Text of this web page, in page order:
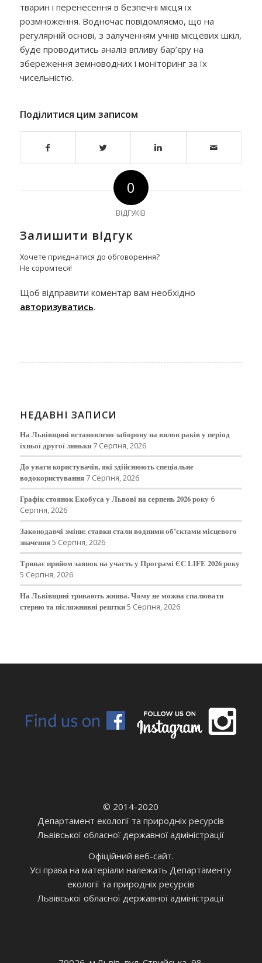
тварин і перенесення в безпечні місця їх
розмноження. Водночас повідомляємо, що на
регулярній основі, з залученням учнів місцевих шкіл,
буде проводитись аналіз впливу бар’єру на
збереження земноводних і моніторинг за їх
чисельністю.
Поділитися цим записом
0
ВІДГУКІВ
Залишити відгук
Хочете приєднатися до обговорення?
Не соромтеся!
Щоб відправити коментар вам необхідно
авторизуватись.
НЕДАВНІ ЗАПИСИ
На Львівщині встановлено заборону на вилов раків у період
їхньої другої линьки 7 Серпня, 2026
До уваги користувачів, які здійснюють спеціальне
водокористування 7 Серпня, 2026
Графік стоянок Екобуса у Львові на серпень 2026 року 6
Серпня, 2026
Законодавчі зміни: ставки стали водними об’єктами місцевого
значення5 Серпня, 2026
Триває прийом заявок на участь у Програмі ЄС LIFE 2026 року
5 Серпня, 2026
На Львівщині тривають жнива. Чому не можна спалювати
стерню та післяжнивні рештки5 Серпня, 2026
© 2014-2020
Департамент екології та природніх ресурсів
Львівської обласної державної адміністрації
Офіційний веб-сайт.
Усі права на матеріали належать Департаменту
екології та природніх ресурсів
Львівської обласної державної адміністрації